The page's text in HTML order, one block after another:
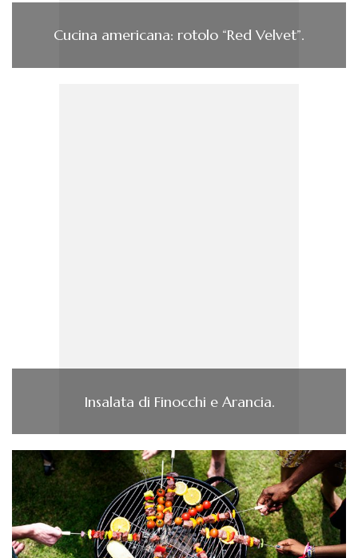
Cucina americana: rotolo “Red Velvet”.
Insalata di Finocchi e Arancia.